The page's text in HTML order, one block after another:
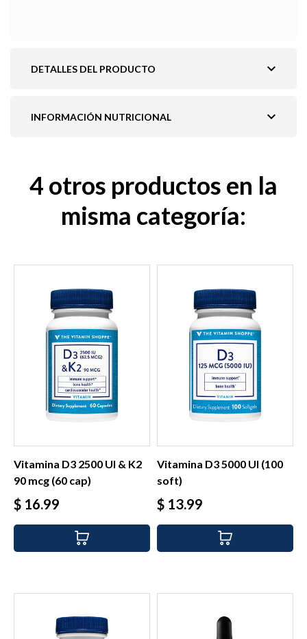
expand_more
DETALLES DEL PRODUCTO
expand_more
INFORMACIÓN NUTRICIONAL
4 otros productos en la
misma categoría:
Vitamina D3 2500 UI & K2
90 mcg (60 cap)
Precio
$ 16.99
Vitamina D3 5000 UI (100
soft)
Precio
$ 13.99